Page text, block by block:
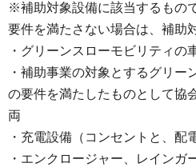
※補助対象設備に該当するもの
要件を満たさない場合は、補助
・グリーンスローモビリティの
・補助事業の対象とするグリー
の要件を満たしたものとして協
両
・充電設備（コンセントと、配
・エンクロージャー、レインガ